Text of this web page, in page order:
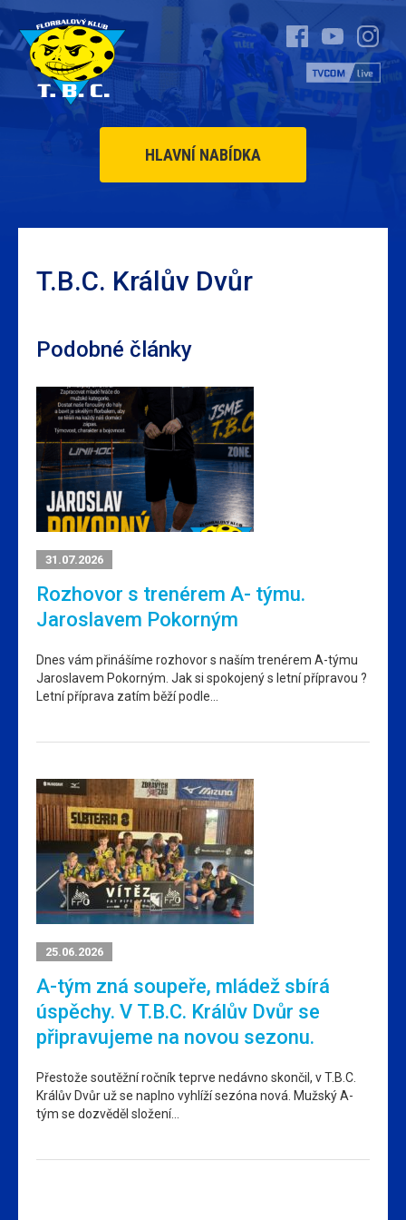
HLAVNÍ NABÍDKA
T.B.C. Králův Dvůr
Podobné články
31.07.2026
Rozhovor s trenérem A- týmu.
Jaroslavem Pokorným
Dnes vám přinášíme rozhovor s naším trenérem A-týmu
Jaroslavem Pokorným. Jak si spokojený s letní přípravou ?
Letní příprava zatím běží podle…
25.06.2026
A-tým zná soupeře, mládež sbírá
úspěchy. V T.B.C. Králův Dvůr se
připravujeme na novou sezonu.
Přestože soutěžní ročník teprve nedávno skončil, v T.B.C.
Králův Dvůr už se naplno vyhlíží sezóna nová. Mužský A-
tým se dozvěděl složení…